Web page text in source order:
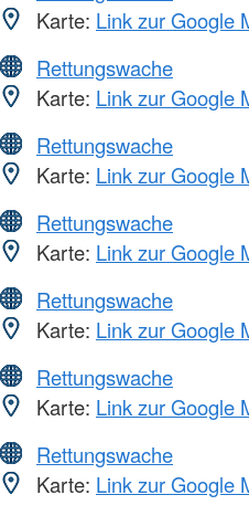
Karte: Link zur Google
Rettungswache
Karte: Link zur Google
Rettungswache
Karte: Link zur Google
Rettungswache
Karte: Link zur Google
Rettungswache
Karte: Link zur Google
Rettungswache
Karte: Link zur Google
Rettungswache
Karte: Link zur Google